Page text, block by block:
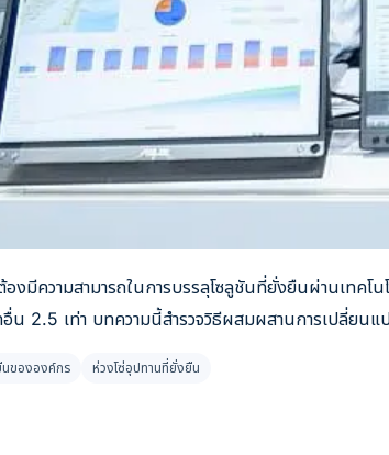
งมีความสามารถในการบรรลุโซลูชันที่ยั่งยืนผ่านเทค
น 2.5 เท่า บทความนี้สำรวจวิธีผสมผสานการเปลี่ยน
นขององค์กร ห่วงโซ่อุปทานที่ยั่งยืน